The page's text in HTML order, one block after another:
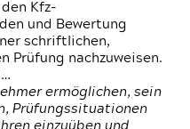
Kfz-
und Bewertung
schriftlichen,
Prüfung nachzuweisen.
ermöglichen, sein
Prüfungssituationen
einzuüben und